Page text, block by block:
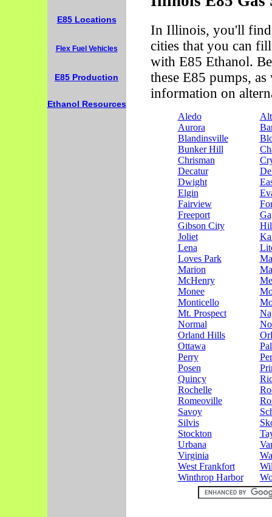
E85 Locations
Flex Fuel Vehicles
E85 Production
Ethanol Resources
In Illinois, you'll find
cities that you can
with E85 Ethanol.
these E85 pumps,
information on
Aledo
Aurora
Blandinsville
Bunker Hill
Chrisman
Decatur
Dwight
Elgin
Fairview
Freeport
Gibson City
Joliet
Lena
Loves Park
Marion
McHenry
Monee
Monticello
Mt. Prospect
Normal
Orland Hills
Ottawa
Perry
Posen
Quincy
Rochelle
Romeoville
Savoy
Silvis
Stockton
Urbana
Virginia
West Frankfort
Winthrop Harbor